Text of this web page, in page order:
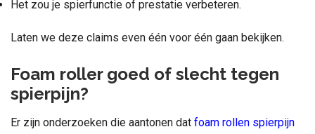
Het zou je spierfunctie of prestatie verbeteren.
Laten we deze claims even één voor één gaan bekijken.
Foam roller goed of slecht tegen
spierpijn?
Er zijn onderzoeken die aantonen dat foam rollen spierpijn